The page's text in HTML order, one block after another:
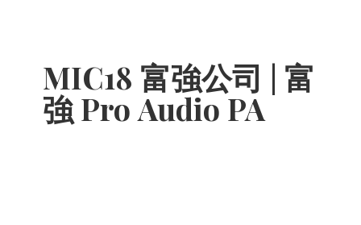
MIC18 富強公司 | 富
強 Pro Audio PA